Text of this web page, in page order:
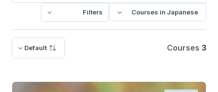
جستجو بین درس‌ها
Courses in Japanese
Filters
3
Courses
Default